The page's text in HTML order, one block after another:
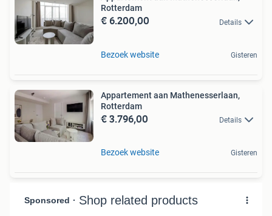
Rotterdam
€ 6.200,00 Details
Bezoek website Gisteren
Appartement aan Mathenesserlaan,
Rotterdam
€ 3.796,00 Details
Bezoek website Gisteren